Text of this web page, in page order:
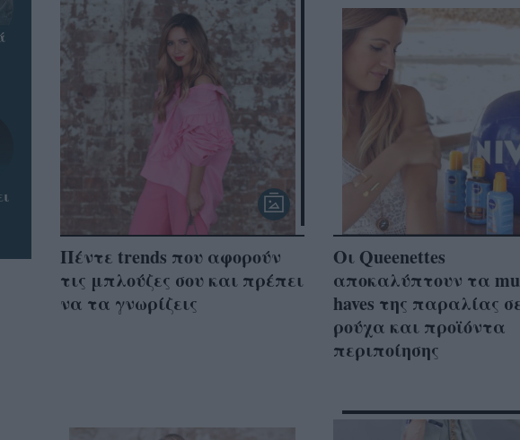
Πέντε trends που αφορούν
τις μπλούζες σου και πρέπει
να τα γνωρίζεις
Oι Queenettes
αποκαλύπτουν τα
haves της παραλίας
ρούχα και προϊόντα
περιποίησης